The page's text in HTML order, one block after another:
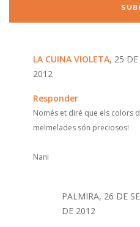
LA CUINA VIOLETA, 25 DE
2012
Responder
Només et diré que els colors
melmelades són preciosos!
Nani
PALMIRA, 26 DE
DE 2012